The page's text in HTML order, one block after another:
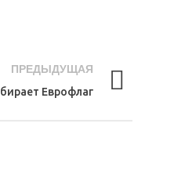
ПРЕДЫДУЩАЯ
Еврофлаг